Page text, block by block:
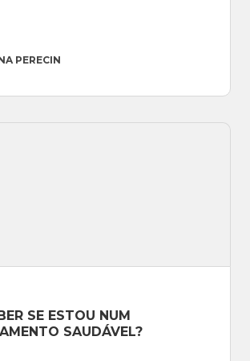
PERECIN
SE ESTOU NUM
SAUDÁVEL?